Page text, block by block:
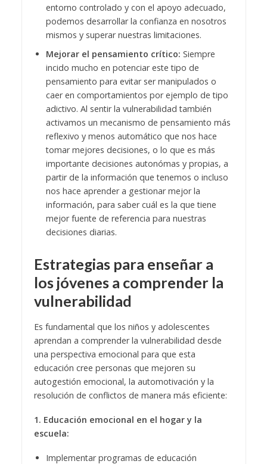
entorno controlado y con el apoyo adecuado,
podemos desarrollar la confianza en nosotros
mismos y superar nuestras limitaciones.
Mejorar el pensamiento crítico: Siempre
incido mucho en potenciar este tipo de
pensamiento para evitar ser manipulados o
caer en comportamientos por ejemplo de tipo
adictivo. Al sentir la vulnerabilidad también
activamos un mecanismo de pensamiento más
reflexivo y menos automático que nos hace
tomar mejores decisiones, o lo que es más
importante decisiones autonómas y propias, a
partir de la información que tenemos o incluso
nos hace aprender a gestionar mejor la
información, para saber cuál es la que tiene
mejor fuente de referencia para nuestras
decisiones diarias.
Estrategias para enseñar a
los jóvenes a comprender la
vulnerabilidad
Es fundamental que los niños y adolescentes
aprendan a comprender la vulnerabilidad desde
una perspectiva emocional para que esta
educación cree personas que mejoren su
autogestión emocional, la automotivación y la
resolución de conflictos de manera más eficiente:
1. Educación emocional en el hogar y la
escuela:
Implementar programas de educación